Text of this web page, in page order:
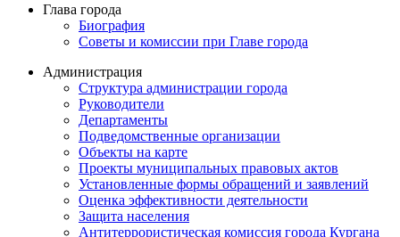
Глава города
Биография
Советы и комиссии при Главе города
Администрация
Структура администрации города
Руководители
Департаменты
Подведомственные организации
Объекты на карте
Проекты муниципальных правовых актов
Установленные формы обращений и заявлений
Оценка эффективности деятельности
Защита населения
Антитеррористическая комиссия города Кургана